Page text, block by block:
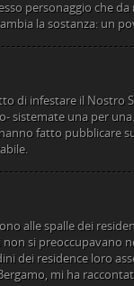
personaggio che da
la sostanza: un
di infestare il Nostro
sistemate una per
fatto pubblicare
alle spalle dei
si preoccupavano
dei residence loro
mi ha